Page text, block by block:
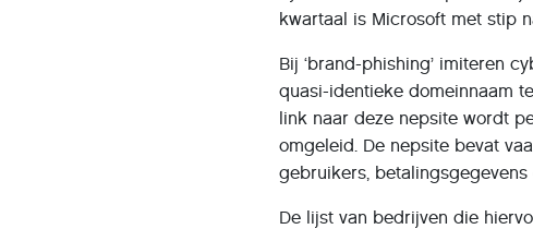
kwartaal is Microsoft met stip
Bij ‘brand-phishing’ imiteren
quasi-identieke domeinnaam
link naar deze nepsite wordt
omgeleid. De nepsite bevat
gebruikers,
De lijst van bedrijven die